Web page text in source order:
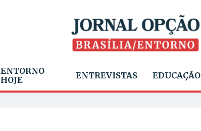
ENTORNO
HOJE
ENTREVISTAS EDUCAÇÃO